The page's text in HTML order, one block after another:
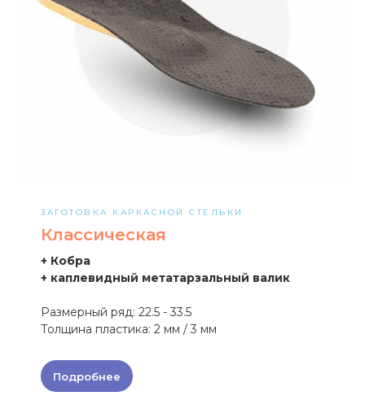
ЗАГОТОВКА КАРКАСНОЙ СТЕЛЬКИ
Классическая
+ Кобра
+ каплевидный метатарзальный валик
Размерный ряд: 22.5 - 33.5
Толщина пластика: 2 мм / 3 мм
Подробнее